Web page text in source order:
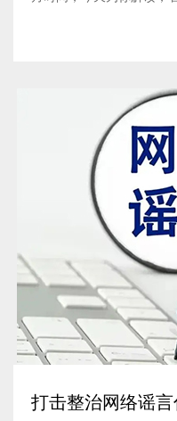
力系统的航空器。无人驾
打击整治网络谣